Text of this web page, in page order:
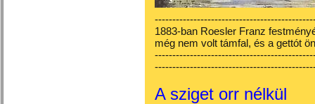
1883-ban Roesler Franz
még nem volt támfal, és a gettót
A sziget orr nélkül